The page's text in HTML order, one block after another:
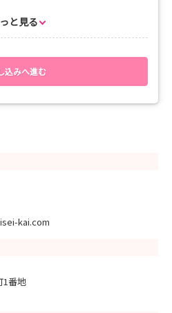
：00の間で調整
談ください。
：00まで）
所でご参加ください。
_ _ _ _ _ _ _ _ _ _ _ _ _
も
うでない方も
ない方も
！
を30分に "ギュッ” と凝縮！
でも参加が可能。
載いただければ
す。
v(^^)v
しやすい！
で調整します。
都合のいい日時をご相談くださ
_ _ _ _ _ _ _ _ _ _ _ _ _
と見る
込みへ進む
kai.com
1番地